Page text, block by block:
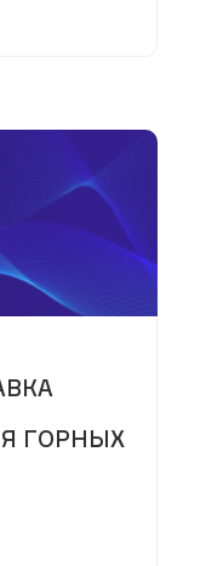
ГОРНЫХ